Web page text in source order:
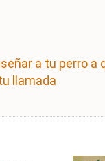
a tu perro a
llamada